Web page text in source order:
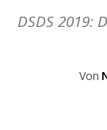
DSDS 2019:
Von